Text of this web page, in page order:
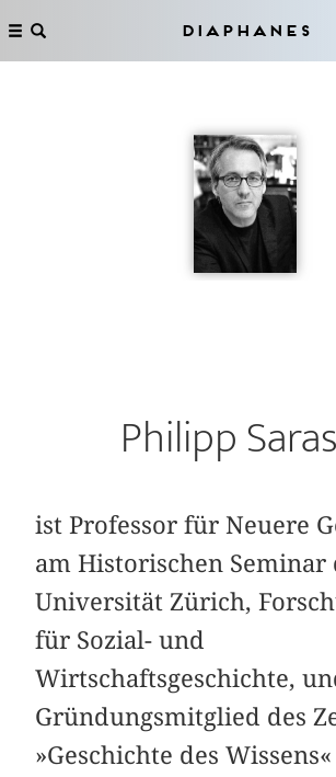
Diaphanes
Philipp
ist Professor für Neuere
am Historischen Seminar
Universität Zürich,
für Sozial- und
Wirtschaftsgeschichte,
Gründungsmitglied des
»Geschichte des